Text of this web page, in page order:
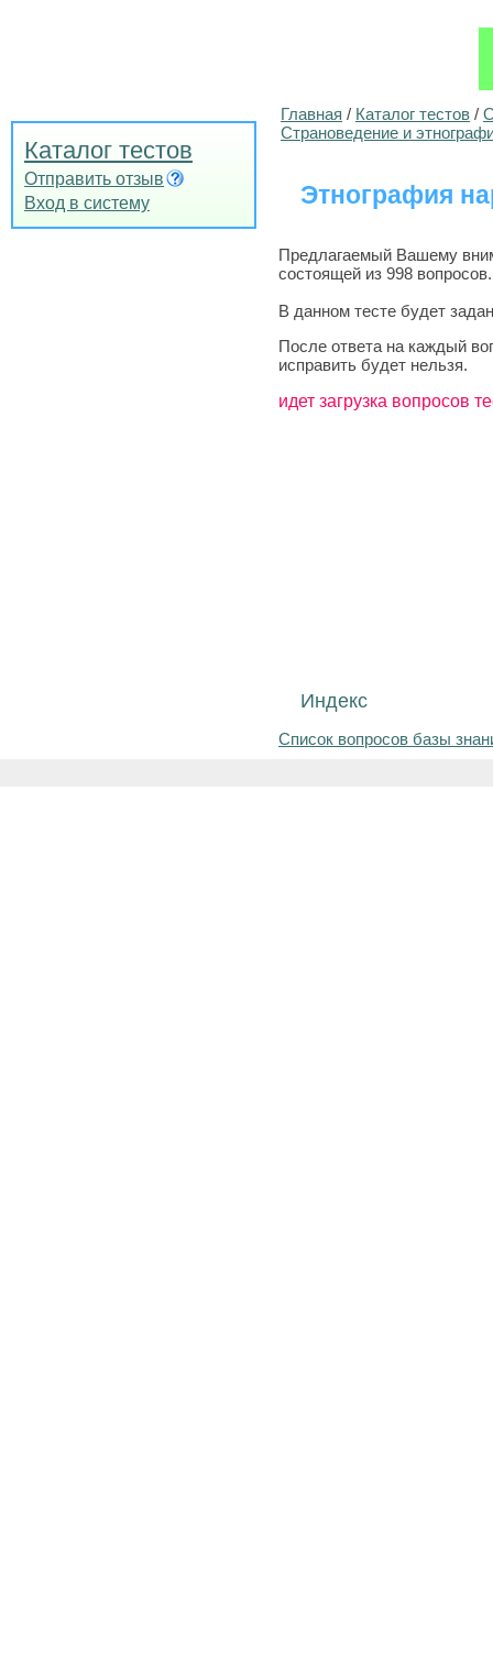
Каталог тестов
Отправить отзыв
Вход в систему
Главная / Каталог тестов /
Страноведение и
Этнография
Предлагаемый Вашему
состоящей из 998 вопросов.
В данном тесте будет
После ответа на каждый
исправить будет нельзя.
идет загрузка вопросов
Индекс
Список вопросов базы